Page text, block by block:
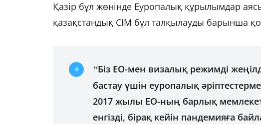
Қазір бұл жөнінде Еуропалық құрылымдар
қазақстандық СІМ бұл талқылауды барынша
"Біз ЕО-мен визалық режимді
бастау үшін еуропалық
2017 жылы ЕО-ның барлық
енгізді, бірақ кейін пандемияға